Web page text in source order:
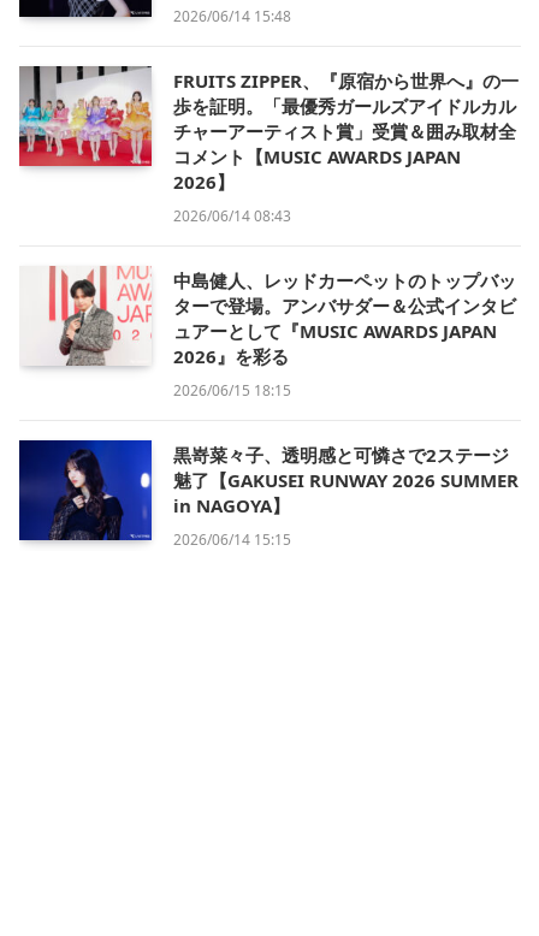
2026/06/14 15:48
FRUITS ZIPPER、『原宿から世界へ』の一
歩を証明。「最優秀ガールズアイドルカル
チャーアーティスト賞」受賞＆囲み取材全
コメント【MUSIC AWARDS JAPAN
2026】
2026/06/14 08:43
中島健人、レッドカーペットのトップバッ
ターで登場。アンバサダー＆公式インタビ
ュアーとして『MUSIC AWARDS JAPAN
2026』を彩る
2026/06/15 18:15
黒嵜菜々子、透明感と可憐さで2ステージ
魅了【GAKUSEI RUNWAY 2026 SUMMER
in NAGOYA】
2026/06/14 15:15